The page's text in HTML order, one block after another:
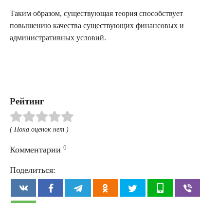
Таким образом, существующая теория способствует
повышению качества существующих финансовых и
административных условий.
Рейтинг
( Пока оценок нет )
Комментарии 0
Поделиться: